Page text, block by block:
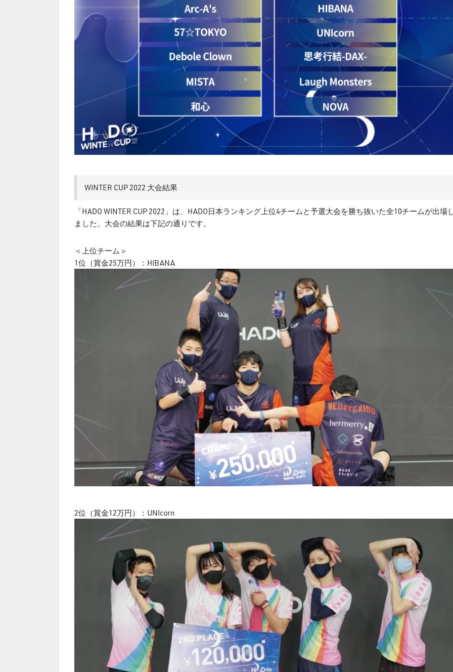
WINTER CUP 2022 大会結果
「HADO WINTER CUP 2022」は、HADO日本ランキング上位4チームと予選大会を勝ち抜いた全10チームが出場
ました。大会の結果は下記の通りです。
＜上位チーム＞
1位（賞金25万円）：HIBANA
2位（賞金12万円）：UNIcorn